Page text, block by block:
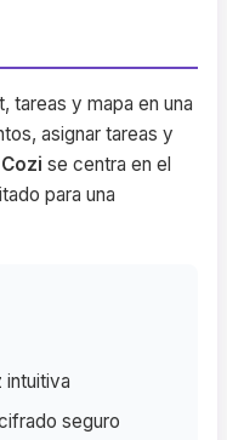
tareas y mapa en una
asignar tareas y
Cozi se centra en el
para una
intuitiva
seguro